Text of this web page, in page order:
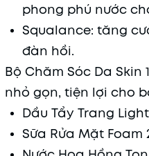
phong phú nước
Squalance: tăng
đàn hồi.
Bộ Chăm Sóc Da Skin
nhỏ gọn, tiện lợi cho
Dầu Tẩy Trang
Sữa Rửa Mặt Foam